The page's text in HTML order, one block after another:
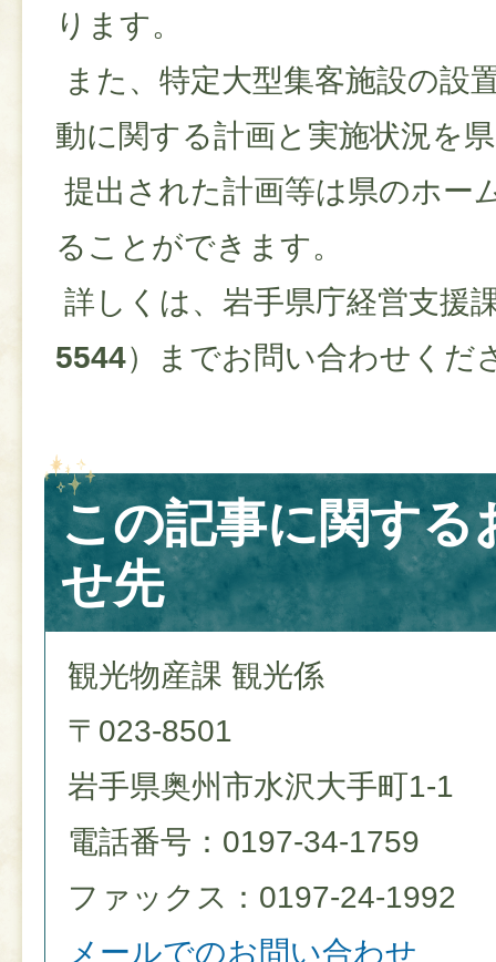
ります。
また、特定大型集客施設の設
動に関する計画と実施状況を
提出された計画等は県のホー
ることができます。
詳しくは、岩手県庁経営支援
5544）までお問い合わせくだ
この記事に関する
せ先
観光物産課 観光係
〒023-8501
岩手県奥州市水沢大手町1-1
電話番号：0197-34-1759
ファックス：0197-24-1992
メールでのお問い合わせ